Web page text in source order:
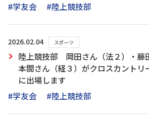
#学友会
#陸上競技部
2026.02.04 スポーツ
陸上競技部 岡田さん（法２）・藤
本間さん（経３）がクロスカントリ
に出場します
#学友会
#陸上競技部